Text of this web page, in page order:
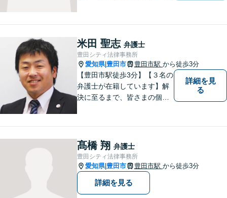
米田 聖志 弁護士
豊田シティ法律事務所
愛知県| 豊田市 豊田市駅 から徒歩3分
【豊田市駅徒歩3分】【３名の
弁護士が在籍しています】解
決に至るまで、皆さまの個別
続問題／刑事事件／企業法務
など幅広く対応。どうぞお気
軽にご相談ください。
詳細を見
る
髙橋 翔 弁護士
豊田シティ法律事務所
愛知県| 豊田市 豊田市駅 から徒歩3分
詳細を見る